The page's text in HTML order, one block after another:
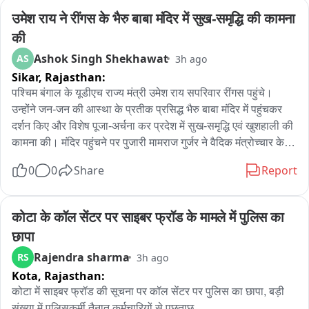
उमेश राय ने रींगस के भैरु बाबा मंदिर में सुख-समृद्धि की कामना
की
AS Ashok Singh Shekhawat 3h ago
Sikar, Rajasthan:
पश्चिम बंगाल के यूडीएच राज्य मंत्री उमेश राय सपरिवार रींगस पहुंचे।
उन्होंने जन-जन की आस्था के प्रतीक प्रसिद्ध भैरु बाबा मंदिर में पहुंचकर
दर्शन किए और विशेष पूजा-अर्चना कर प्रदेश में सुख-समृद्धि एवं खुशहाली की
कामना की। मंदिर पहुंचने पर पुजारी मामराज गुर्जर ने वैदिक मंत्रोच्चार के
कर क्षेत्र की सुख-शांति एवं समृद्धि की कामना की। पूजा के बाद मंदिर
बता दें कि उमेश राय खाटूश्यामजी में बाबा श्याम के दर्शन करने के बाद
सपरिवार रींगस स्थित भैरु बाबा के दरबार में पहुंचे थे। इस दौरान भाजपा
नेता विष्णु चेतानी सहित अनेक भाजपा पदाधिकारी एवं कार्यकर्ता मौजूद रहे।
भाजपा पदाधिकारियों ने राज्य मंत्री का स्वागत किया और मंदिर की धार्मिक
एवं ऐतिहासिक महत्ता से भी अवगत करवाया。
0 0 Share Report
कोटा के कॉल सेंटर पर साइबर फ्रॉड के मामले में पुलिस का
छापा
RS Rajendra sharma 3h ago
Kota, Rajasthan:
कोटा में साइबर फ्रॉड की सूचना पर कॉल सेंटर पर पुलिस का छापा, बड़ी